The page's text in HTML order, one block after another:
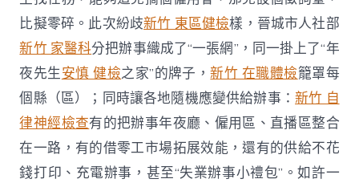
比擬零碎。此次紛歧新竹 東區健檢樣，晉城市人社部
新竹 家醫科分把辦事織成了“一張網”，同一掛上了“年
夜先生安慎 健檢之家”的牌子，新竹 在職體檢籠罩每
個縣（區）；同時讓各地隨機應變供給辦事：新竹 自
律神經檢查有的把辦事年夜廳、僱用區、直播區整合
在一路，有的借零工市場拓展效能，還有的供給不花
錢打印、充電辦事，甚至“失業辦事小禮包”。如許一